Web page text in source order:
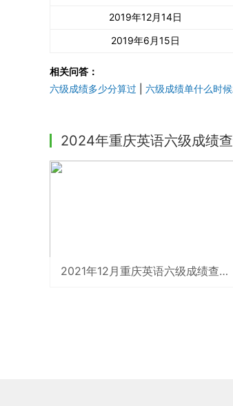
2019年12月14日
2019年6月15日
相关问答：
六级成绩多少分算过
六级成绩单什么时
2024年重庆英语六级成绩
2021年12月重庆英语六级成绩查询时间：2022年2月24日